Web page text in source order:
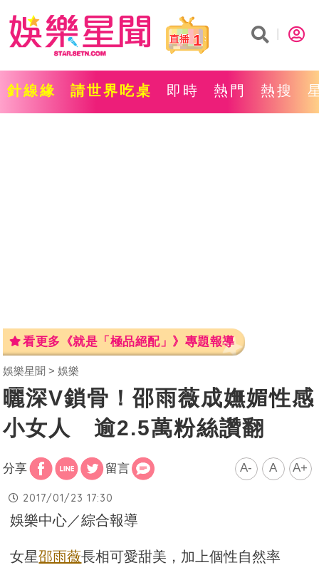
1
針線緣 請世界吃桌 即時 熱門 熱搜
看更多《就是「極品絕配」》專題報導
娛樂星聞 娛樂
曬深V鎖骨！邵雨薇成嫵媚性感
小女人 逾2.5萬粉絲讚翻
分享 留言 A- A A+
2017/01/23 17:30
娛樂中心／綜合報導
女星邵雨薇長相可愛甜美，加上個性自然率